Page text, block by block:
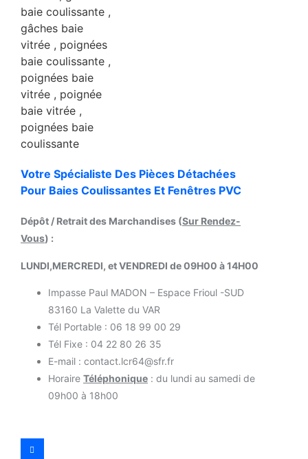
Votre Spécialiste Des Pièces Détachées
Pour Baies Coulissantes Et Fenêtres PVC
Dépôt / Retrait des Marchandises (Sur Rendez-
Vous) :
LUNDI,MERCREDI, et VENDREDI de 09H00 à 14H00
Impasse Paul MADON – Espace Frioul -SUD
83160 La Valette du VAR
Tél Portable : 06 18 99 00 29
Tél Fixe : 04 22 80 26 35
E-mail : contact.lcr64@sfr.fr
Horaire Téléphonique : du lundi au samedi de
09h00 à 18h00